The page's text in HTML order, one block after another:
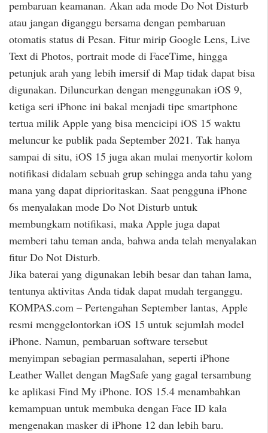
pembaruan keamanan. Akan ada mode Do Not Disturb
atau jangan diganggu bersama dengan pembaruan
otomatis status di Pesan. Fitur mirip Google Lens, Live
Text di Photos, portrait mode di FaceTime, hingga
petunjuk arah yang lebih imersif di Map tidak dapat bisa
digunakan. Diluncurkan dengan menggunakan iOS 9,
ketiga seri iPhone ini bakal menjadi tipe smartphone
tertua milik Apple yang bisa mencicipi iOS 15 waktu
meluncur ke publik pada September 2021. Tak hanya
sampai di situ, iOS 15 juga akan mulai menyortir kolom
notifikasi didalam sebuah grup sehingga anda tahu yang
mana yang dapat diprioritaskan. Saat pengguna iPhone
6s menyalakan mode Do Not Disturb untuk
membungkam notifikasi, maka Apple juga dapat
memberi tahu teman anda, bahwa anda telah menyalakan
fitur Do Not Disturb.
Jika baterai yang digunakan lebih besar dan tahan lama,
tentunya aktivitas Anda tidak dapat mudah terganggu.
KOMPAS.com – Pertengahan September lantas, Apple
resmi menggelontorkan iOS 15 untuk sejumlah model
iPhone. Namun, pembaruan software tersebut
menyimpan sebagian permasalahan, seperti iPhone
Leather Wallet dengan MagSafe yang gagal tersambung
ke aplikasi Find My iPhone. IOS 15.4 menambahkan
kemampuan untuk membuka dengan Face ID kala
mengenakan masker di iPhone 12 dan lebih baru.